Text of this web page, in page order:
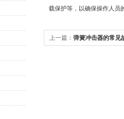
载保护等，以确保操作人员
上一篇： 弹簧冲击器的常见